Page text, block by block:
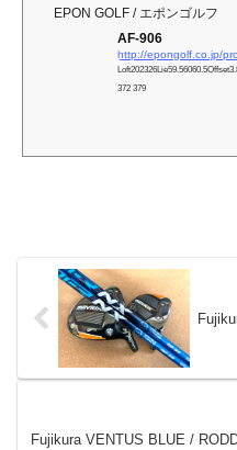
EPON GOLF / エポンゴルフ
AF-906
http://epongolf.co.jp/
372 379
Fujikura VENTUS BLUE /